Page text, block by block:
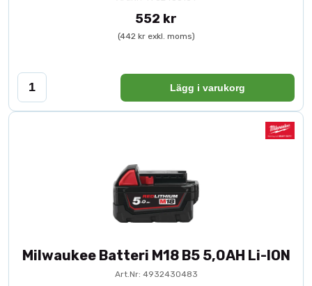
552 kr
(442 kr exkl. moms)
Lägg i varukorg
Milwaukee Batteri M18 B5 5,0AH Li-ION
Art.Nr: 4932430483